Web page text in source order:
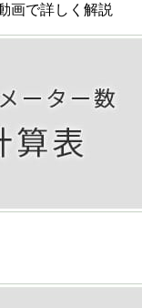
画で詳しく解説